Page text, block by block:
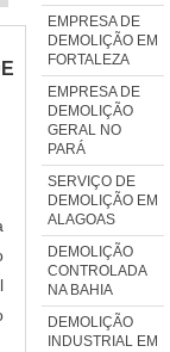
EMPRESA DE
DEMOLIÇÃO EM
FORTALEZA
EMPRESA DE
DEMOLIÇÃO
GERAL NO
PARÁ
SERVIÇO DE
DEMOLIÇÃO EM
ALAGOAS
DEMOLIÇÃO
CONTROLADA
NA BAHIA
DEMOLIÇÃO
INDUSTRIAL EM